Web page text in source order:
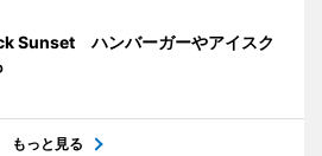
Sunset ハンバーガーやアイスク
もっと見る